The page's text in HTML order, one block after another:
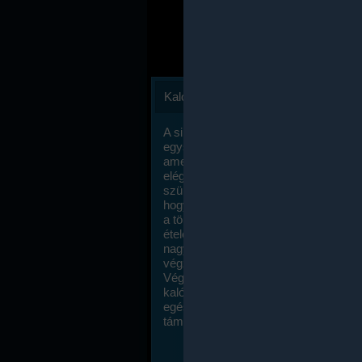
Kalóriaszámlálás
A sikeres fogyás titka valójában igen
egyszerű: égess több energiát, mint
amennyit beviszel. Természetesen
elég nagy fegyelemre és akaraterőre
szükség, de meglepődve fogod
hogy a kalóriaszámolás mennyire
a többi diétához képest. Itt nincsenek
ételek és a megengedett kalóriabevitelt
nagymértékben növelheted ha
végzel.
Végül, de nem utolsó sorban, a
kalóriaszámolás módszerét a legtöbb
egészségügyi szakorvos ajánlja és
támogatja.